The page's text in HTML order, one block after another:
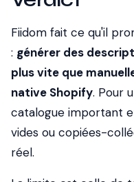
Fiidom fait ce qu'il
: générer des
plus vite que
native Shopify. Pour
catalogue important
vides ou copiées-
réel.